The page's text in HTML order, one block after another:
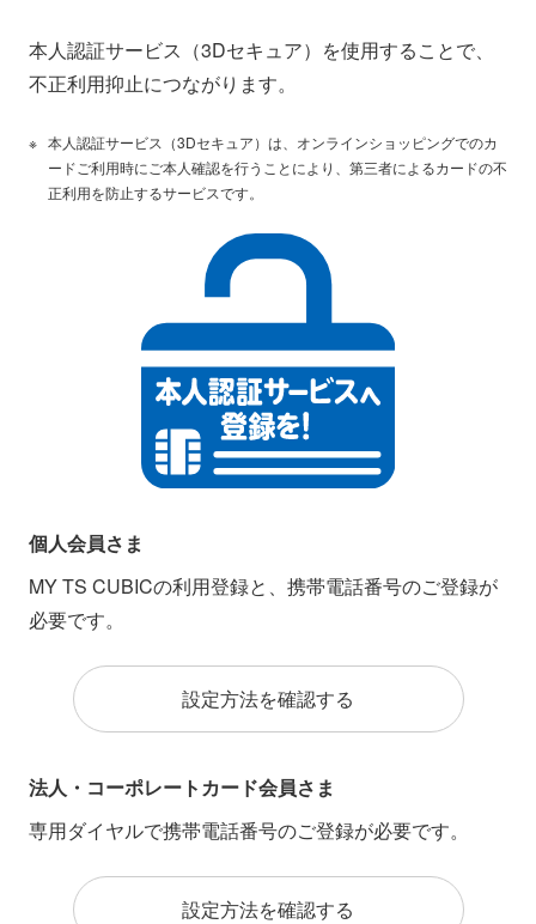
本人認証サービス（3Dセキュア）を使用することで、
不正利用抑止につながります。
本人認証サービス（3Dセキュア）は、オンラインショッピングでのカ
ードご利用時にご本人確認を行うことにより、第三者によるカードの不
正利用を防止するサービスです。
個人会員さま
MY TS CUBICの利用登録と、携帯電話番号のご登録が
必要です。
設定方法を確認する
法人・コーポレートカード会員さま
専用ダイヤルで携帯電話番号のご登録が必要です。
設定方法を確認する